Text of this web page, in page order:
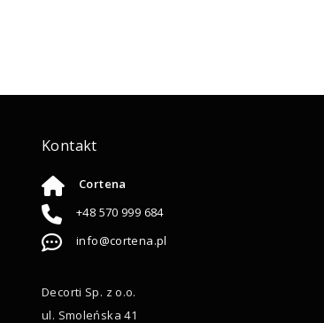
Kontakt
Cortena
+48 570 999 684
info@cortena.pl
Decorti Sp. z o.o.
ul. Smoleńska 41